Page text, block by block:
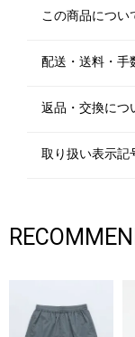
この商品につい
配送・送料・手
返品・交換につ
取り扱い表示記